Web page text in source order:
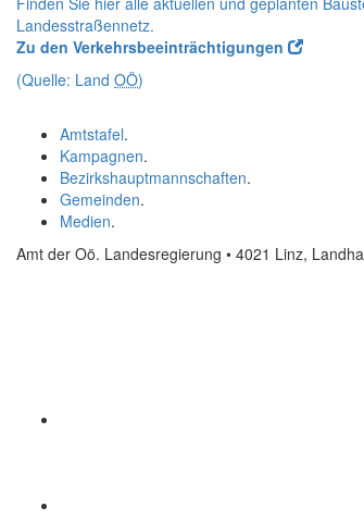
Landesstraßennetz.
Zu den Verkehrsbeeinträchtigungen
(Quelle: Land OÖ)
Amtstafel.
Kampagnen.
Bezirkshauptmannschaften.
Gemeinden.
Medien.
Amt der Oö. Landesregierung • 4021 Linz,